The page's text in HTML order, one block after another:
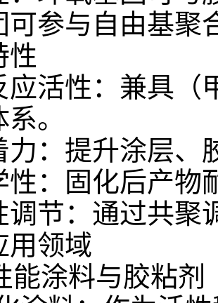
可参与自由基聚
性
应活性：兼具（
。
力：提升涂层、
性：固化后产物
调节：通过共聚
用领域
能涂料与胶粘剂